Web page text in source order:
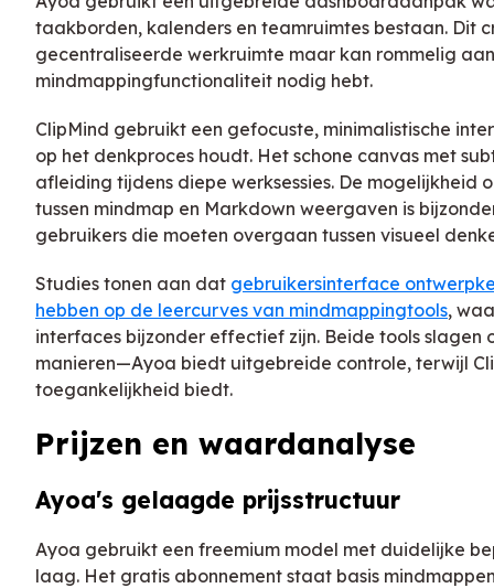
taakborden, kalenders en teamruimtes bestaan. Dit
gecentraliseerde werkruimte maar kan rommelig
mindmappingfunctionaliteit nodig hebt.
ClipMind gebruikt een gefocuste, minimalistische
op het denkproces houdt. Het schone canvas met
afleiding tijdens diepe werksessies. De mogelijkheid
tussen mindmap en Markdown weergaven is
gebruikers die moeten overgaan tussen visueel
Studies tonen aan dat gebruikersinterface
hebben op de leercurves van mindmappingtools,
interfaces bijzonder effectief zijn. Beide tools slagen
manieren—Ayoa biedt uitgebreide controle, terwijl
toegankelijkheid biedt.
Prijzen en waardanalyse
Ayoa's gelaagde prijsstructuur
Ayoa gebruikt een freemium model met duidelijke
laag. Het gratis abonnement staat basis